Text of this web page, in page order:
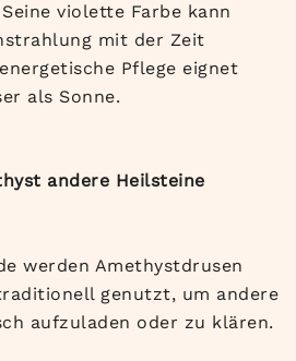
violette Farbe kann
mit der Zeit
Pflege eignet
als Sonne.
andere Heilsteine
werden Amethystdrusen
genutzt, um andere
aufzuladen oder zu klären.